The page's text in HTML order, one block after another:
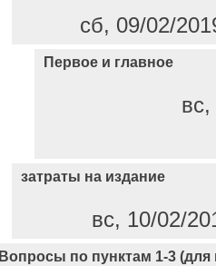
сб, 09/02/
Первое и главное
затраты на издание
вс, 10/02/
Вопросы по пунктам 1-3 (для